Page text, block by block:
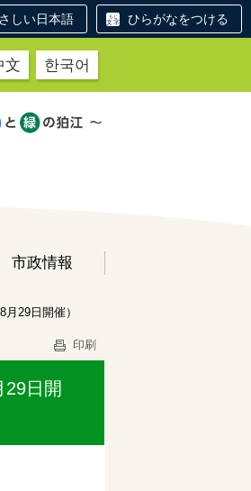
しい日本語 ひらがなをつける
文 한국어
市政情報
29日開催）
印刷
日開